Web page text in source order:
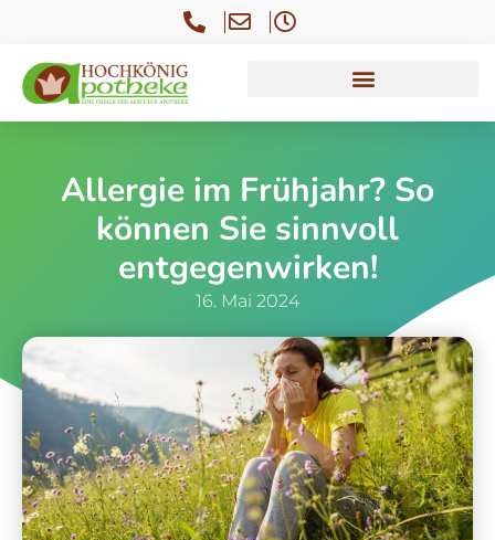
Allergie im Frühjahr? So
können Sie sinnvoll
entgegenwirken!
16. Mai 2024